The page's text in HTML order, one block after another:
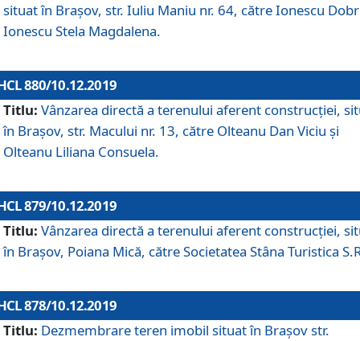
situat în Brașov, str. Iuliu Maniu nr. 64, către Ionescu
Ionescu Stela Magdalena.
880/10.12.2019
Titlu: Vânzarea directă a terenului aferent construcției,
în Brașov, str. Macului nr. 13, către Olteanu Dan Viciu și
Olteanu Liliana Consuela.
879/10.12.2019
Titlu: Vânzarea directă a terenului aferent construcției,
în Brașov, Poiana Mică, către Societatea Stâna Turistica
878/10.12.2019
Titlu: Dezmembrare teren imobil situat în Brașov str.